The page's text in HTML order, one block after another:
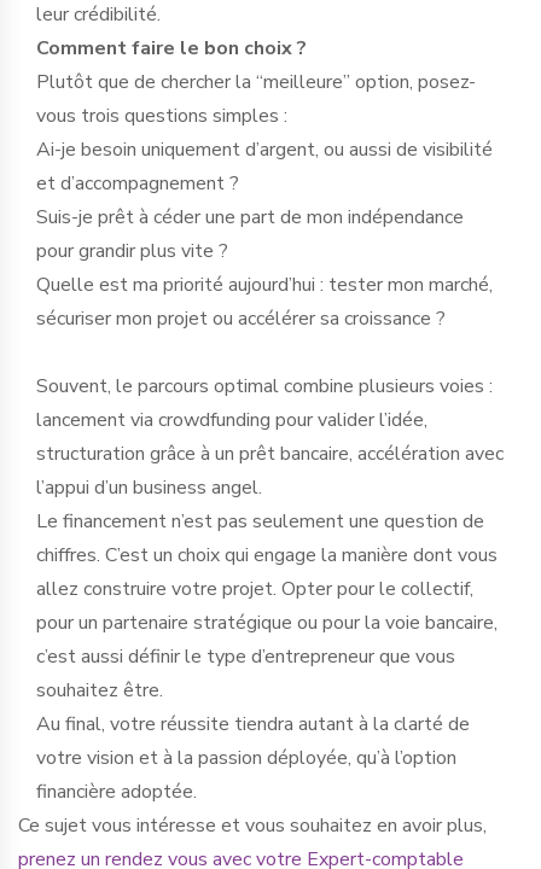
leur crédibilité.
Comment faire le bon choix ?
Plutôt que de chercher la “meilleure” option, posez-
vous trois questions simples :
Ai-je besoin uniquement d’argent, ou aussi de visibilité
et d’accompagnement ?
Suis-je prêt à céder une part de mon indépendance
pour grandir plus vite ?
Quelle est ma priorité aujourd’hui : tester mon marché,
sécuriser mon projet ou accélérer sa croissance ?
Souvent, le parcours optimal combine plusieurs voies :
lancement via crowdfunding pour valider l’idée,
structuration grâce à un prêt bancaire, accélération avec
l’appui d’un business angel.
Le financement n’est pas seulement une question de
chiffres. C’est un choix qui engage la manière dont vous
allez construire votre projet. Opter pour le collectif,
pour un partenaire stratégique ou pour la voie bancaire,
c’est aussi définir le type d’entrepreneur que vous
souhaitez être.
Au final, votre réussite tiendra autant à la clarté de
votre vision et à la passion déployée, qu’à l’option
financière adoptée.
Ce sujet vous intéresse et vous souhaitez en avoir plus,
prenez un rendez vous avec votre Expert-comptable